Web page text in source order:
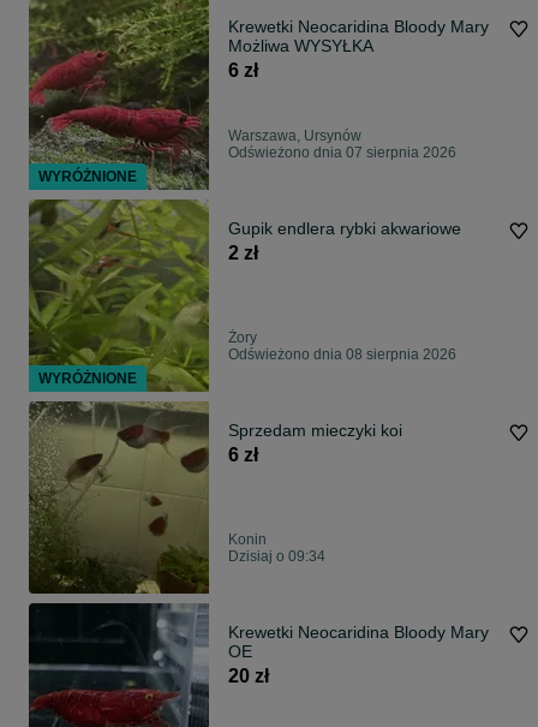
Krewetki Neocaridina Bloody Mary
Możliwa WYSYŁKA
6 zł
Warszawa, Ursynów
Odświeżono dnia 07 sierpnia 2026
Gupik endlera rybki akwariowe
2 zł
Żory
Odświeżono dnia 08 sierpnia 2026
Sprzedam mieczyki koi
6 zł
Konin
Dzisiaj o 09:34
Krewetki Neocaridina Bloody Mary
OE
20 zł
WYRÓŻNIONE
WYRÓŻNIONE